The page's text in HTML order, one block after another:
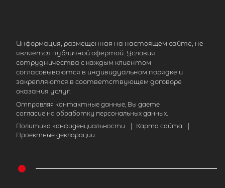
Ломоносовский район
Количество соток
Информация, размещенная на настоящем сайте, не
является публичной офертой. Условия
сотрудничества с каждым клиентом
согласовываются в индивидуальном порядке и
закрепляются в соответствующем договоре
оказания услуг.
Отправляя контактные данные, Вы даете
согласие на обработку персональных данных.
Политика конфиденциальности
Карта сайта
Проектные декларации